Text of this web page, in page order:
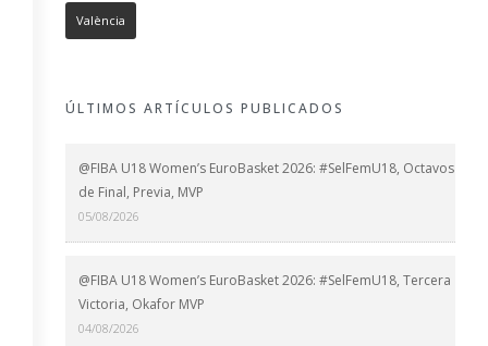
València
ÚLTIMOS ARTÍCULOS PUBLICADOS
@FIBA U18 Women’s EuroBasket 2026: #SelFemU18, Octavos
de Final, Previa, MVP
05/08/2026
@FIBA U18 Women’s EuroBasket 2026: #SelFemU18, Tercera
Victoria, Okafor MVP
04/08/2026